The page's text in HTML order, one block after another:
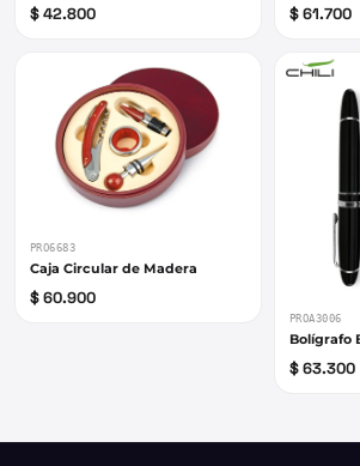
$ 42.800 $ 61.700
PRO6683
Caja Circular de Madera
$ 60.900
PROA3006
Bolígrafo
$ 63.300